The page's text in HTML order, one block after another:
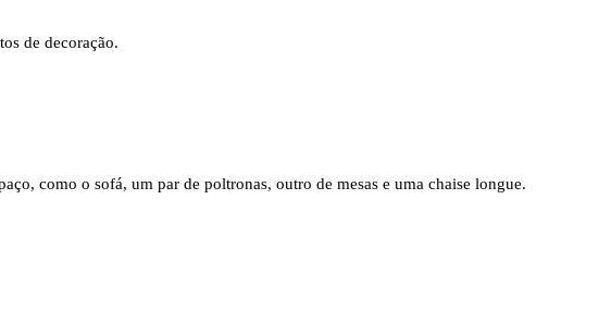
de decoração.
como o sofá, um par de poltronas, outro de mesas e uma chaise longue.